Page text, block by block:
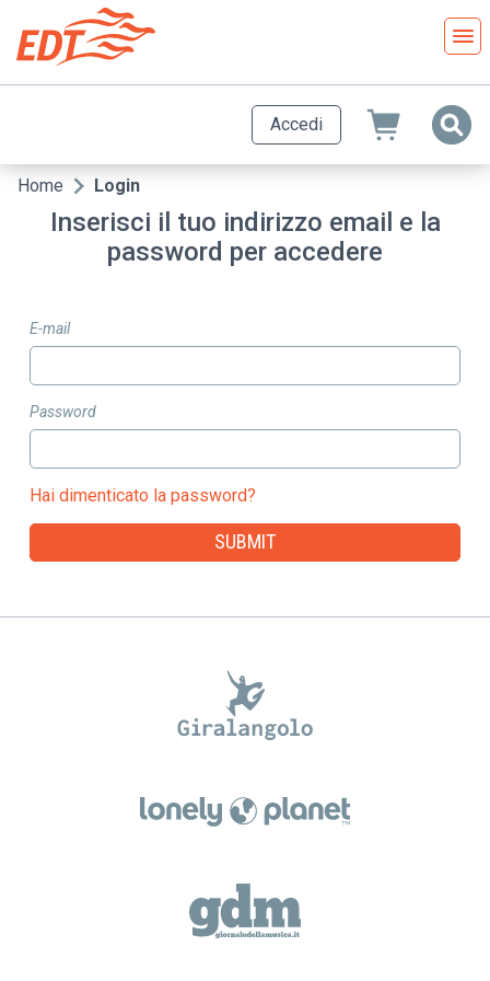
contenuto
principale
Accedi
Briciole
Home Login
Inserisci il tuo indirizzo email e la
password per accedere
E-mail
Password
Hai dimenticato la password?